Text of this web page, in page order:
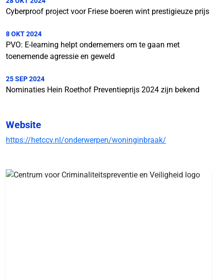
Cyberproof project voor Friese boeren wint prestigieuze prijs
8 OKT 2024
PVO: E-learning helpt ondernemers om te gaan met
toenemende agressie en geweld
25 SEP 2024
Nominaties Hein Roethof Preventieprijs 2024 zijn bekend
Website
https://hetccv.nl/onderwerpen/woninginbraak/